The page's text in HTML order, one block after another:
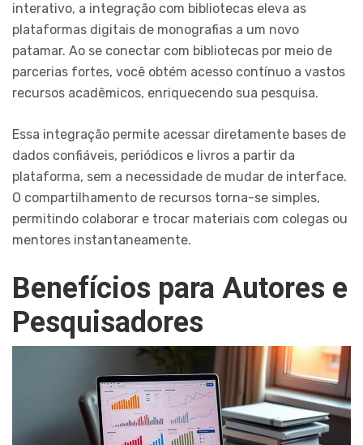
interativo, a integração com bibliotecas eleva as
plataformas digitais de monografias a um novo
patamar. Ao se conectar com bibliotecas por meio de
parcerias fortes, você obtém acesso contínuo a vastos
recursos acadêmicos, enriquecendo sua pesquisa.
Essa integração permite acessar diretamente bases de
dados confiáveis, periódicos e livros a partir da
plataforma, sem a necessidade de mudar de interface.
O compartilhamento de recursos torna-se simples,
permitindo colaborar e trocar materiais com colegas ou
mentores instantaneamente.
Benefícios para Autores e
Pesquisadores